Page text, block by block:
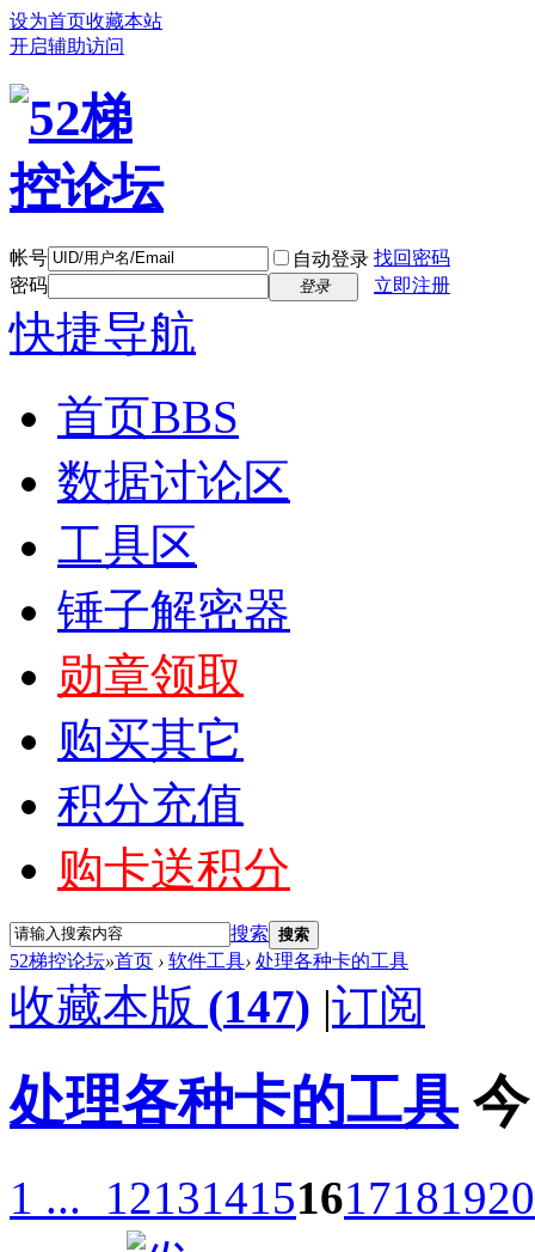
设为首页收藏本站
开启辅助访问
帐号 自动登录 找回密码
密码
登录 立即注册
快捷导航
首页BBS
数据讨论区
工具区
锤子解密器
勋章领取
购买其它
积分充值
购卡送积分
搜索 搜索
52梯控论坛»首页 › 软件工具› 处理各种卡的工具
收藏本版 (147) |订阅
处理各种卡的工具
1 ... 121314151617181920